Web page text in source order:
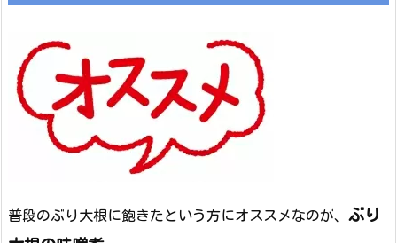
普段のぶり大根に飽きたという方にオススメなのが、 ぶり